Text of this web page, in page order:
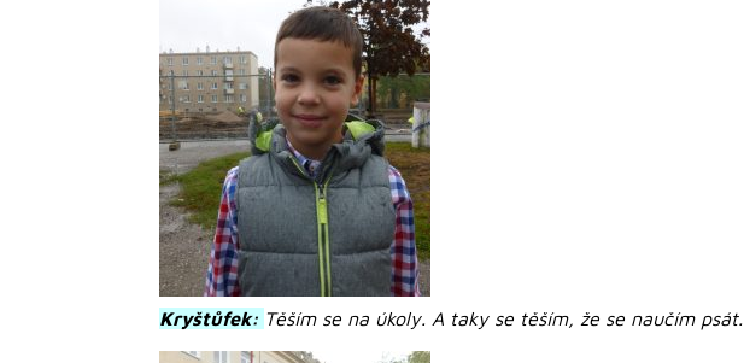
Kryštůfek: Těším se na úkoly. A taky se těším, že se naučím psát.